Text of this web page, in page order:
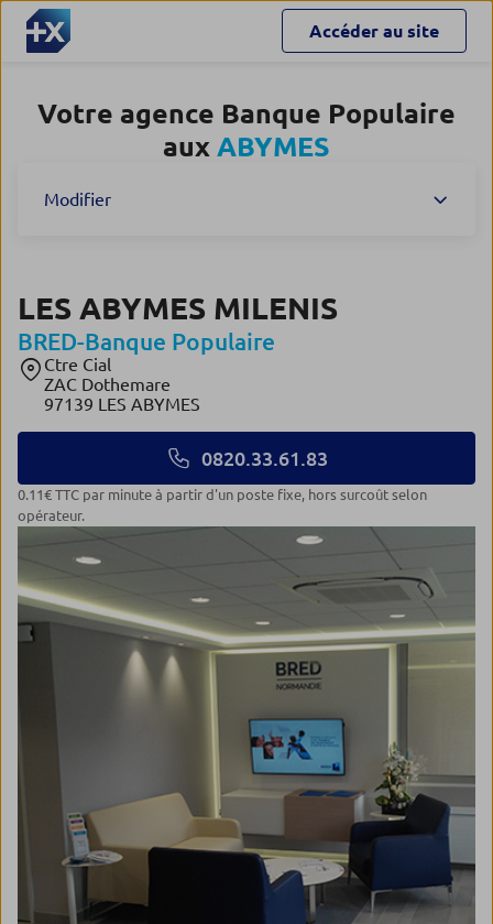
Accéder au site
Votre agence Banque Populaire
aux ABYMES
Modifier
LES ABYMES MILENIS
BRED-Banque Populaire
Ctre Cial
ZAC Dothemare
97139 LES ABYMES
0820.33.61.83
0.11€ TTC par minute à partir d'un poste fixe, hors surcoût selon
opérateur.